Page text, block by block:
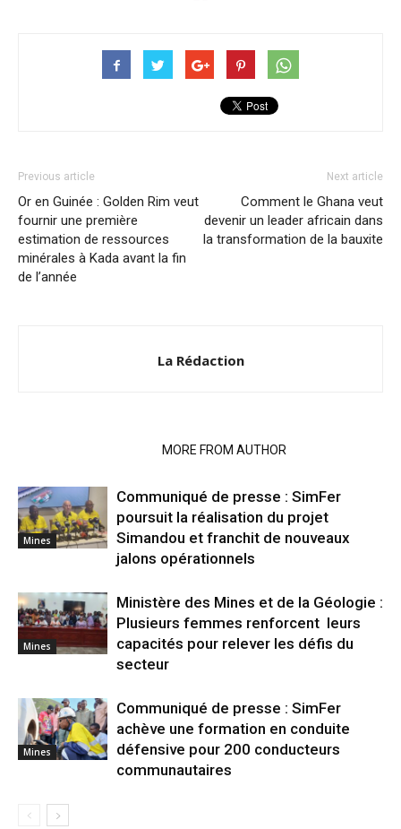
Previous article
Or en Guinée : Golden Rim veut
fournir une première
estimation de ressources
minérales à Kada avant la fin
de l’année
Next article
Comment le Ghana veut
devenir un leader africain dans
la transformation de la bauxite
La Rédaction
MORE FROM AUTHOR
Mines
Communiqué de presse : SimFer
poursuit la réalisation du projet
Simandou et franchit de nouveaux
jalons opérationnels
Mines
Ministère des Mines et de la Géologie :
Plusieurs femmes renforcent leurs
capacités pour relever les défis du
secteur
Mines
Communiqué de presse : SimFer
achève une formation en conduite
défensive pour 200 conducteurs
communautaires